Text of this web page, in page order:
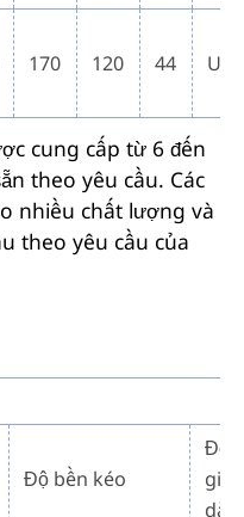
170 120 44
cung cấp từ 6 đến
theo yêu cầu. Các
nhiều chất lượng và
theo yêu cầu của
Độ bền kéo
Độ
giãn
dài